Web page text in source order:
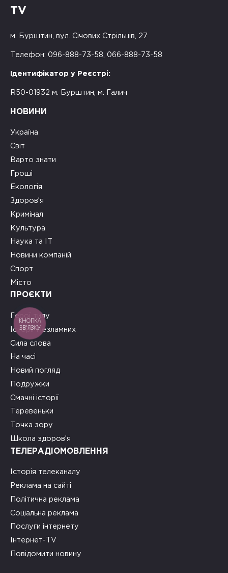
TV
м. Бурштин, вул. Січових Стрільців, 27
Телефон: 096-888-73-58, 066-888-73-58
Ідентифікатор у Реєстрі:
R50-01932 м. Бурштин, м. Галич
НОВИНИ
Україна
Світ
Варто знати
Гроші
Екологія
Здоров’я
Кримінал
Культура
Наука та ІТ
Новини компаній
Спорт
Місто
ПРОЄКТИ
Герої тилу
Історії Незламних
Сила слова
На часі
Новий погляд
Подружки
Смачні історії
Теревеньки
Точка зору
Школа здоров’я
ТЕЛЕРАДІОМОВЛЕННЯ
Історія телеканалу
Реклама на сайті
Політична реклама
Соціальна реклама
Послуги інтернету
Інтернет-TV
Повідомити новину
КНОПКА
ЗВ'ЯЗКУ